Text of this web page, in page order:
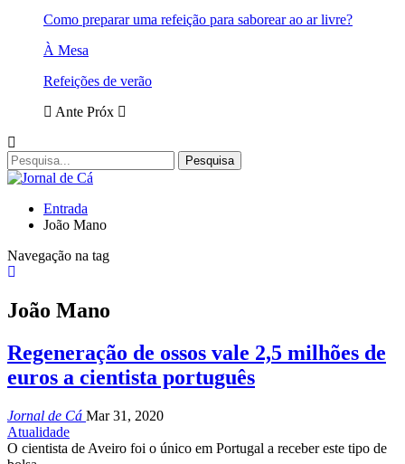
Como preparar uma refeição para saborear ao ar livre?
À Mesa
Refeições de verão
Ante Próx
Entrada
João Mano
Navegação na tag
João Mano
Regeneração de ossos vale 2,5 milhões de
euros a cientista português
Jornal de Cá Mar 31, 2020
Atualidade
O cientista de Aveiro foi o único em Portugal a receber este tipo de